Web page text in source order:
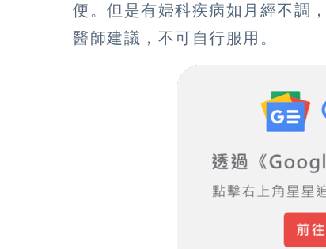
便。但是有婦科疾病如月經不調
醫師建議，不可自行服用。